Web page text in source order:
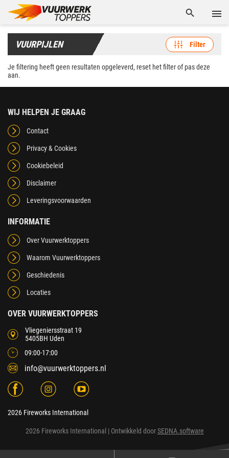
VUURPIJLEN Filter
Je filtering heeft geen resultaten opgeleverd, reset het filter of pas deze
aan.
WIJ HELPEN JE GRAAG
Contact
Privacy & Cookies
Cookiebeleid
Disclaimer
Leveringsvoorwaarden
INFORMATIE
Over Vuurwerktoppers
Waarom Vuurwerktoppers
Geschiedenis
Locaties
OVER VUURWERKTOPPERS
Vliegeniersstraat 19
5405BH Uden
09:00-17:00
info@vuurwerktoppers.nl
2026 Fireworks International
2026 Fireworks International | Ontwikkeld doorSEDNA.software